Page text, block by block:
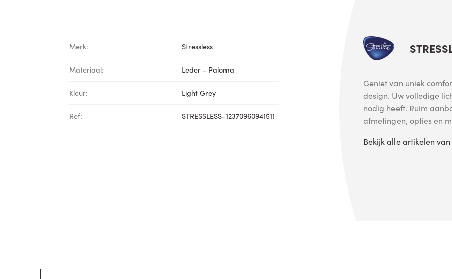
Merk: Stressless
Materiaal: Leder - Paloma
Kleur: Light Grey
Ref: STRESSLESS-12370960941511
Geniet van uniek
design. Uw volledige
nodig heeft. Ruim
afmetingen, opties en
Bekijk alle artikelen van